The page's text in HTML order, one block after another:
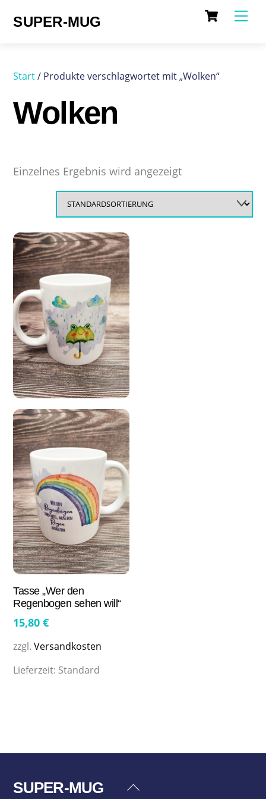
Cart
SUPER-MUG
Start/ Produkte verschlagwortet mit „Wolken“
Wolken
Einzelnes Ergebnis wird angezeigt
Tasse „Wer den
Regenbogen sehen will“
15,80€
zzgl.Versandkosten
Lieferzeit: Standard
Back
SUPER-MUG